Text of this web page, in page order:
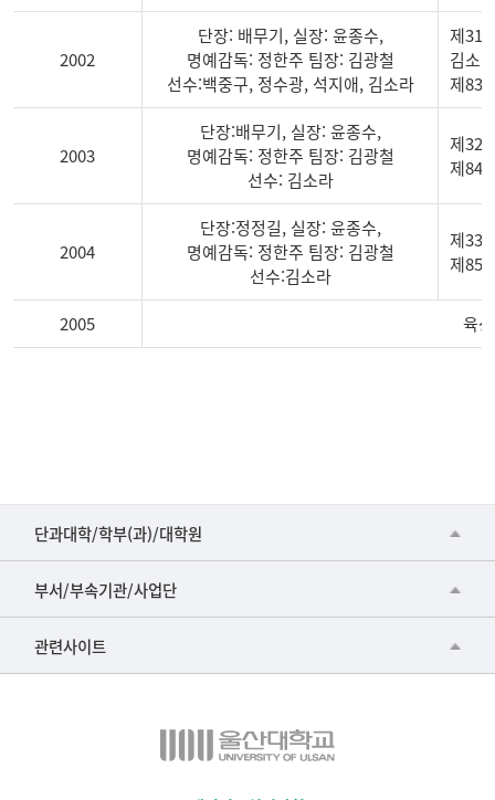
수
단
2002
단장: 배무기, 실장: 윤종수,
명예감독: 정한주 팀장: 김광철
선수:백중구, 정수광, 석지애, 김소라
제31
김소
제83
2003
단장:배무기, 실장: 윤종수,
명예감독: 정한주 팀장: 김광철
선수: 김소라
제32
제84
2004
단장:정정길, 실장: 윤종수,
명예감독: 정한주 팀장: 김광철
선수:김소라
제33
제85
2005 육
단과대학/학부(과)/대학원
■인문대학
▷국어국문학부
▷일본어·일본학과
▷프랑스어·프랑스학과
부서/부속기관/사업단
공동기기센터
공학교육혁신센터
관련사이트
건강가정지원센터
교수협의회